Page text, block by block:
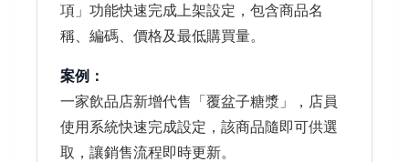
項」功能快速完成上架設定，包含商品名
稱、編碼、價格及最低購買量。
案例：
一家飲品店新增代售「覆盆子糖漿」，店員
使用系統快速完成設定，該商品隨即可供選
取，讓銷售流程即時更新。